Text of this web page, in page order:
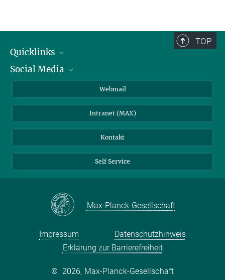
TOP
Quicklinks
IMPRS Graduiertenschule
Wetterstation
Social Media
BlueSky
Webmail
Intranet (MAX)
Kontakt
Self Service
Max-Planck-Gesellschaft
Impressum
Datenschutzhinweis
Erklärung zur Barrierefreiheit
© 2026, Max-Planck-Gesellschaft